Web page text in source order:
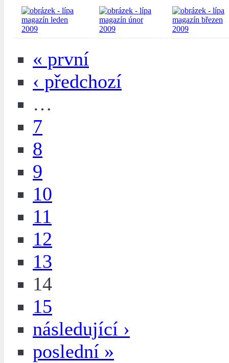
« první
‹ předchozí
…
7
8
9
10
11
12
13
14
15
následující ›
poslední »